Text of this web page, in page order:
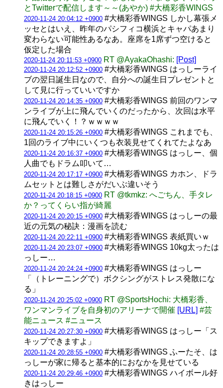
とTwitterで配信します～～(あやか) #大橋彩香WINGS
2020-11-24 20:04:12 +0900 #大橋彩香WINGS しかし幕張メ
ッセとはいえ、昨年のパシフィコ横浜とキャパあまり
変わらない可能性あるなあ。座席を1席ずつ空けると
仮定した場合
2020-11-24 20:11:53 +0900 RT @AyakaOhashi: [Post]
2020-11-24 20:12:52 +0900 #大橋彩香WINGS はっしーライ
ブの翌日誕生日なので、自分への誕生日プレゼントと
して見に行っていいですか
2020-11-24 20:14:35 +0900 #大橋彩香WINGS 前回のワンマ
ンライブが上に飛んでいくのだったから、次回は水平
に飛んでいく！？ｗｗｗｗ
2020-11-24 20:15:26 +0900 #大橋彩香WINGS これまでも、
1回のライブ中にいくつも衣装見せてくれてたよなあ
2020-11-24 20:16:37 +0900 #大橋彩香WINGS はっしー、個
人曲でもドラム叩いて…
2020-11-24 20:17:17 +0900 #大橋彩香WINGS カホン、ドラ
ムセットとは難しさがだいぶ違いそう
2020-11-24 20:18:15 +0900 RT @tkmkz: へごちん、手タレ
か？ってくらい指が綺麗
2020-11-24 20:20:15 +0900 #大橋彩香WINGS はっしーの最
近の元気の秘訣：漫画を読む
2020-11-24 20:22:11 +0900 #大橋彩香WINGS 表紙買いｗ
2020-11-24 20:23:07 +0900 #大橋彩香WINGS 10kg太ったは
っしー…
2020-11-24 20:24:24 +0900 #大橋彩香WINGS はっしー
「（トレーニングで）ボクシングがストレス発散にな
る」
2020-11-24 20:25:02 +0900 RT @SportsHochi: 大橋彩香、
ワンマンライブを自身初のアリーナで開催 [URL] #芸
能ニュース #ニュース
2020-11-24 20:27:30 +0900 #大橋彩香WINGS はっしー「ス
キップできますよ」
2020-11-24 20:28:55 +0900 #大橋彩香WINGS ふーたそ、は
っしーが家に帰ると基本的におなかを見せている
2020-11-24 20:29:46 +0900 #大橋彩香WINGS ハイボール好
きはっしー